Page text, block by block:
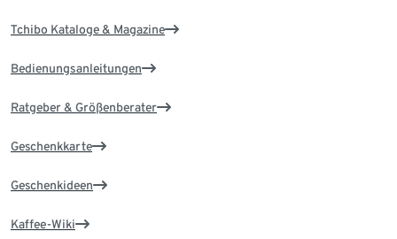
Tchibo Kataloge & Magazine
Bedienungsanleitungen
Ratgeber & Größenberater
Geschenkkarte
Geschenkideen
Kaffee-Wiki